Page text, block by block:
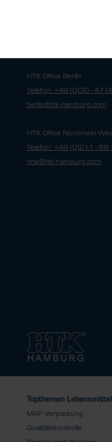
HTK Office Berlin
Telefon: +49 (0)30 - 47
berlin@htk-hamburg.com
HTK Office Nordrhein-
Telefon: +49 (0)211 - 69
nrw@htk-hamburg.com
Topthemen
MAP Verpackung
Qualitätskontrolle